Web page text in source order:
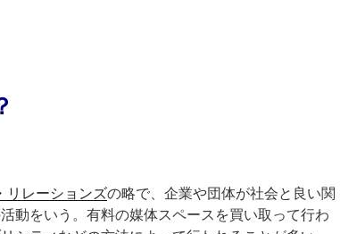
リレーションズの略で、企業や団体が社会と良い関
動をいう。有料の媒体スペースを買い取って行わ